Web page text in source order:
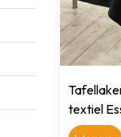
textiel